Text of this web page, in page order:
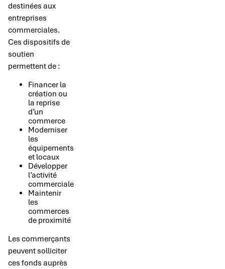
destinées aux
entreprises
commerciales.
Ces dispositifs de
soutien
permettent de :
Financer la
création ou
la reprise
d’un
commerce
Moderniser
les
équipements
et locaux
Développer
l’activité
commerciale
Maintenir
les
commerces
de proximité
Les commerçants
peuvent solliciter
ces fonds auprès